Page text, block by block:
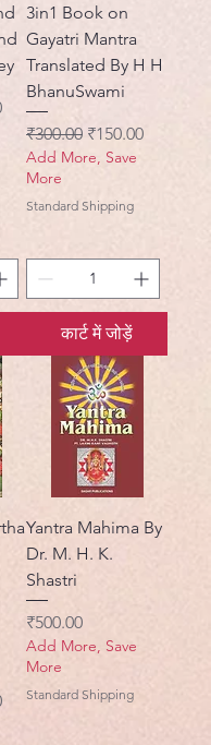
3in1 Book on
Gayatri Mantra
Translated By H H
BhanuSwami
नियमित मूल्य
₹300.00 बिक्री मूल्य
₹150.00
Add More, Save
More
Standard Shipping
कार्ट में जोड़ें
Yantra Mahima By
Dr. M. H. K.
Shastri
मूल्य
₹500.00
Add More, Save
More
Standard Shipping